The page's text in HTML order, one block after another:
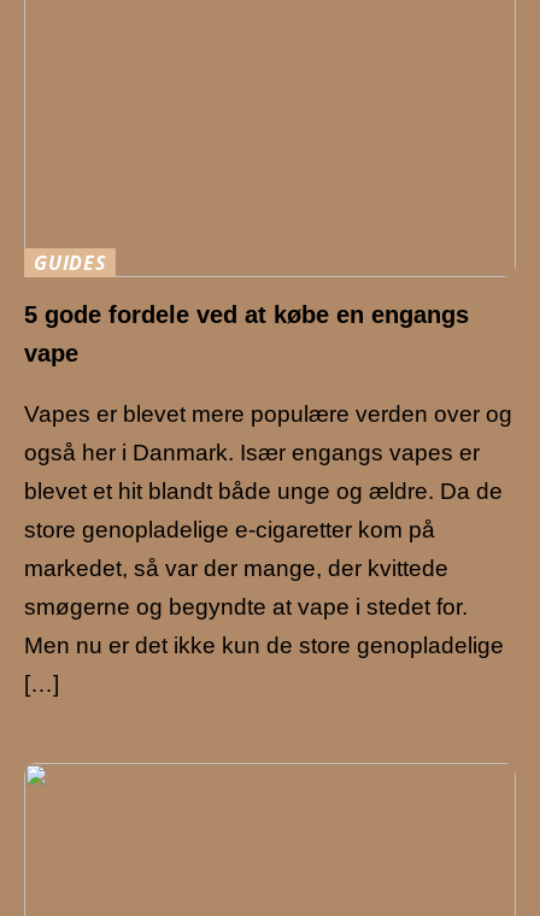
GUIDES
5 gode fordele ved at købe en engangs
vape
Vapes er blevet mere populære verden over og
også her i Danmark. Især engangs vapes er
blevet et hit blandt både unge og ældre. Da de
store genopladelige e-cigaretter kom på
markedet, så var der mange, der kvittede
smøgerne og begyndte at vape i stedet for.
Men nu er det ikke kun de store genopladelige
[…]